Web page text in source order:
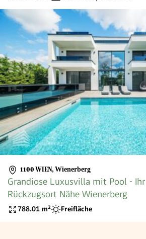
1100 WIEN, Wienerberg
Grandiose Luxusvilla mit Pool - Ihr
Rückzugsort Nähe Wienerberg
788.01 m² Freifläche